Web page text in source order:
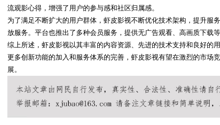
!
流观影心得，增强了用户的参与感和社区归属感。
为了满足不断扩大的用户群体，虾皮影视不断优化技术架构，提升服
放服务。平台也推出了多种会员服务，提供无广告观看、高画质下载
综上所述，虾皮影视以其丰富的内容资源、先进的技术支持和良好的
更多创新功能的加入和服务体系的完善，虾皮影视有望在激烈的市场
展。